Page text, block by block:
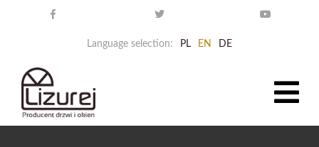
Language selection: PL EN DE